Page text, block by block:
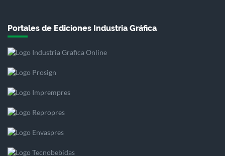
Portales de Ediciones Industria Gráfica